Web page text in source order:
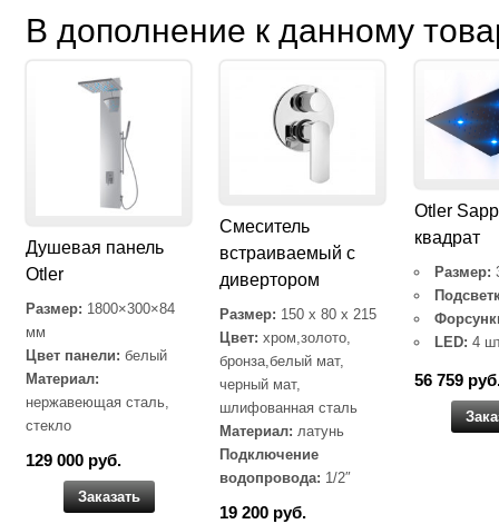
В дополнение к данному
Душевая панель
Otler
Размер: 1800×300×84
мм
Цвет панели: белый
Материал:
нержавеющая сталь,
стекло
129 000 руб.
Заказать
Cмеситель
встраиваемый с
дивертором
Размер: 150 x 80 x 215
Цвет: хром,золото,
бронза,белый мат,
черный мат,
шлифованная сталь
Материал: латунь
Подключение
водопровода: 1/2″
19 200 руб.
Otler
квадрат
Размер:
LED: 4
56 759